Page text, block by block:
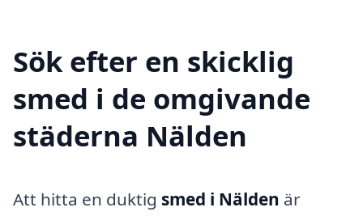
Sök efter en skicklig
smed i de omgivande
städerna Nälden
Att hitta en duktig smed i Nälden är